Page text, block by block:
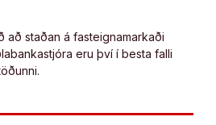
staðan á fasteignamarkaði
eru því í besta falli